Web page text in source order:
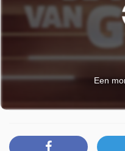
Een